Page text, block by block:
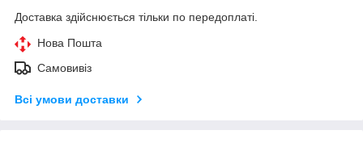
Доставка здійснюється тільки по передоплаті.
Нова Пошта
Самовивіз
Всі умови доставки